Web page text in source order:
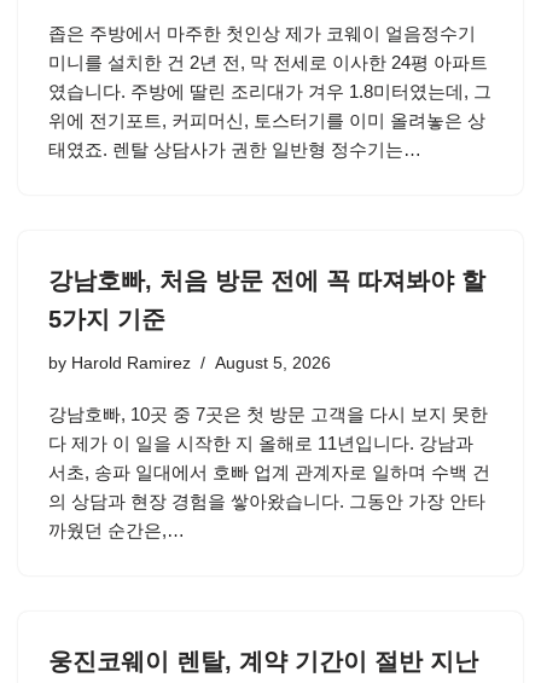
좁은 주방에서 마주한 첫인상 제가 코웨이 얼음정수기
미니를 설치한 건 2년 전, 막 전세로 이사한 24평 아파트
였습니다. 주방에 딸린 조리대가 겨우 1.8미터였는데, 그
위에 전기포트, 커피머신, 토스터기를 이미 올려놓은 상
태였죠. 렌탈 상담사가 권한 일반형 정수기는…
강남호빠, 처음 방문 전에 꼭 따져봐야 할
5가지 기준
by Harold Ramirez August 5, 2026
강남호빠, 10곳 중 7곳은 첫 방문 고객을 다시 보지 못한
다 제가 이 일을 시작한 지 올해로 11년입니다. 강남과
서초, 송파 일대에서 호빠 업계 관계자로 일하며 수백 건
의 상담과 현장 경험을 쌓아왔습니다. 그동안 가장 안타
까웠던 순간은,…
웅진코웨이 렌탈, 계약 기간이 절반 지난